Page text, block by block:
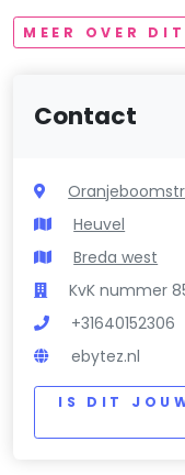
MEER OVER
Contact
Heuvel
Breda west
KvK nummer
+31640152306
ebytez.nl
IS DIT